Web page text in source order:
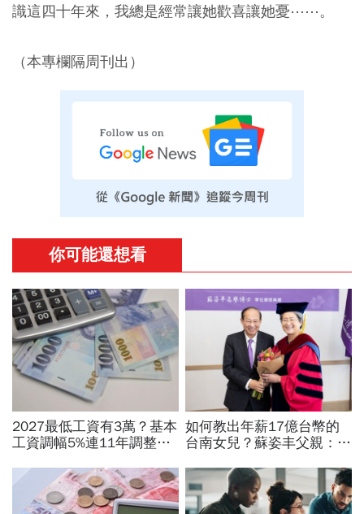
識這四十年來，我總是經常讓她歡喜讓她憂⋯⋯。
（本專欄隔周刊出）